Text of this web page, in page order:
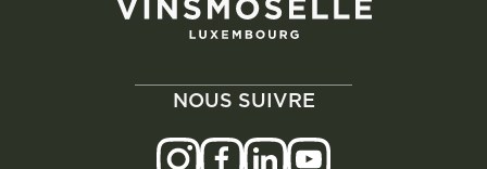
NOUS SUIVRE